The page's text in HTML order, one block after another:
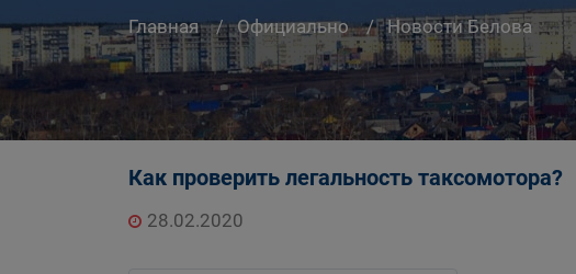
Главная Официально Новости Белова
Как проверить легальность таксомотора?
28.02.2020